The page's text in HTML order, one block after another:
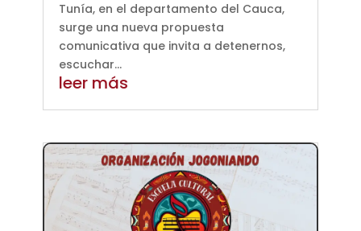
Tunía, en el departamento del Cauca,
surge una nueva propuesta
comunicativa que invita a detenernos,
escuchar...
leer más